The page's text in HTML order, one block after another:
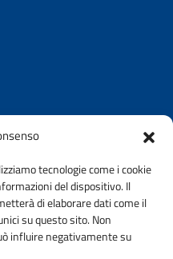
tecnologie come i cookie
del dispositivo. Il
di elaborare dati come il
su questo sito. Non
influire negativamente su
PRIVACY POLICY